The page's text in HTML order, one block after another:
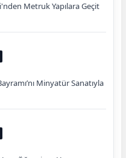
Metruk Yapılara Geçit
Minyatür Sanatıyla